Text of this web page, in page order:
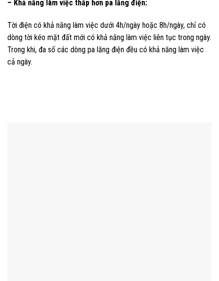
– Khả năng làm việc thấp hơn pa lăng điện:
Tời điện có khả năng làm việc dưới 4h/ngày hoặc 8h/ngày, chỉ có
dòng tời kéo mặt đất mới có khả năng làm việc liên tục trong ngày.
Trong khi, đa số các dòng pa lăng điện đều có khả năng làm việc
cả ngày.